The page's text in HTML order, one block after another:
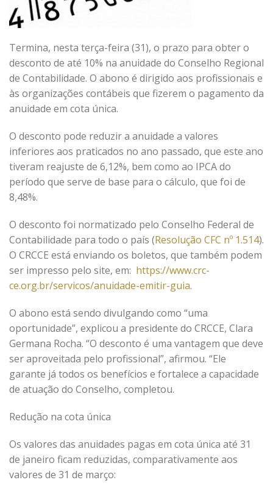
Termina, nesta terça-feira (31), o prazo para obter o
desconto de até 10% na anuidade do Conselho Regional
de Contabilidade. O abono é dirigido aos profissionais e
às organizações contábeis que fizerem o pagamento da
anuidade em cota única.
O desconto pode reduzir a anuidade a valores
inferiores aos praticados no ano passado, que este ano
tiveram reajuste de 6,12%, bem como ao IPCA do
período que serve de base para o cálculo, que foi de
8,48%.
O desconto foi normatizado pelo Conselho Federal de
Contabilidade para todo o país (Resolução CFC nº 1.514).
O CRCCE está enviando os boletos, que também podem
ser impresso pelo site, em: https://www.crc-
ce.org.br/servicos/anuidade-emitir-guia.
O abono está sendo divulgando como “uma
oportunidade”, explicou a presidente do CRCCE, Clara
Germana Rocha. “O desconto é uma vantagem que deve
ser aproveitada pelo profissional”, afirmou. “Ele
garante já todos os benefícios e fortalece a capacidade
de atuação do Conselho, completou.
Redução na cota única
Os valores das anuidades pagas em cota única até 31
de janeiro ficam reduzidas, comparativamente aos
valores de 31 de março: